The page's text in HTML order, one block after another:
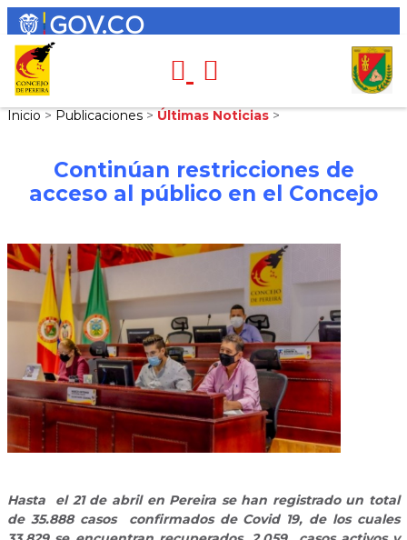
Inicio > Publicaciones > Últimas Noticias >
Continúan restricciones de
acceso al público en el Concejo
Hasta
el 21 de abril en Pereira se han registrado un total
de 35.888 casos
confirmados de Covid 19, de los cuales